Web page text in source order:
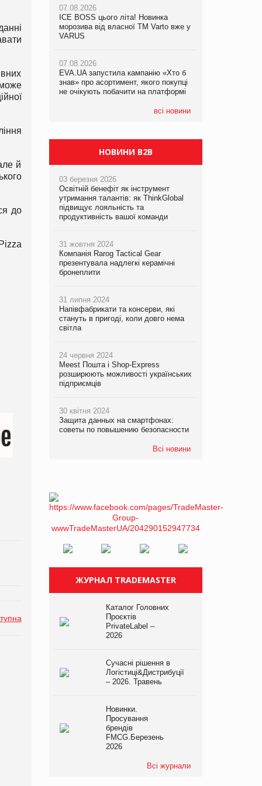
й
до
07.08.2026
ICE BOSS цього літа! Новинка
морозива від власної ТМ Varto вже у
VARUS
07.08.2026
EVA.UA запустила кампанію «Хто б
знав» про асортимент, якого покупці
не очікують побачити на платформі
всі новини
07.08.2026
ICE BOSS цього літа! Новинка
морозива від власної ТМ Varto вже у
VARUS
07.08.2026
EVA.UA запустила кампанію «Хто б
знав» про асортимент, якого покупці
не очікують побачити на платформі
07.08.2026
Франція заборонила рекламні дзвінки
НОВИНИ B2B
03 березня 2026
Освітній бенефіт як інструмент
утримання талантів: як ThinkGlobal
підвищує лояльність та
продуктивність вашої команди
31 жовтня 2024
Компанія Rarog Tactical Gear
презентувала надлегкі керамічні
бронеплити
31 липня 2024
Напівфабрикати та консерви, які
стануть в пригоді, коли довго нема
світла
24 червня 2024
Meest Пошта і Shop-Express
розширюють можливості українських
підприємців
30 квітня 2024
Защита данных на смартфонах:
советы по повышению безопасности
Всі новини
ЖУРНАЛ TRADEMASTER
Каталог Головних
Проєктів
PrivateLabel –
2026
Сучасні рішення в
Логістиці&Дистрибуції
– 2026. Травень
Новинки.
Просування
брендів
FMCG.Березень
2026
Всі журнали